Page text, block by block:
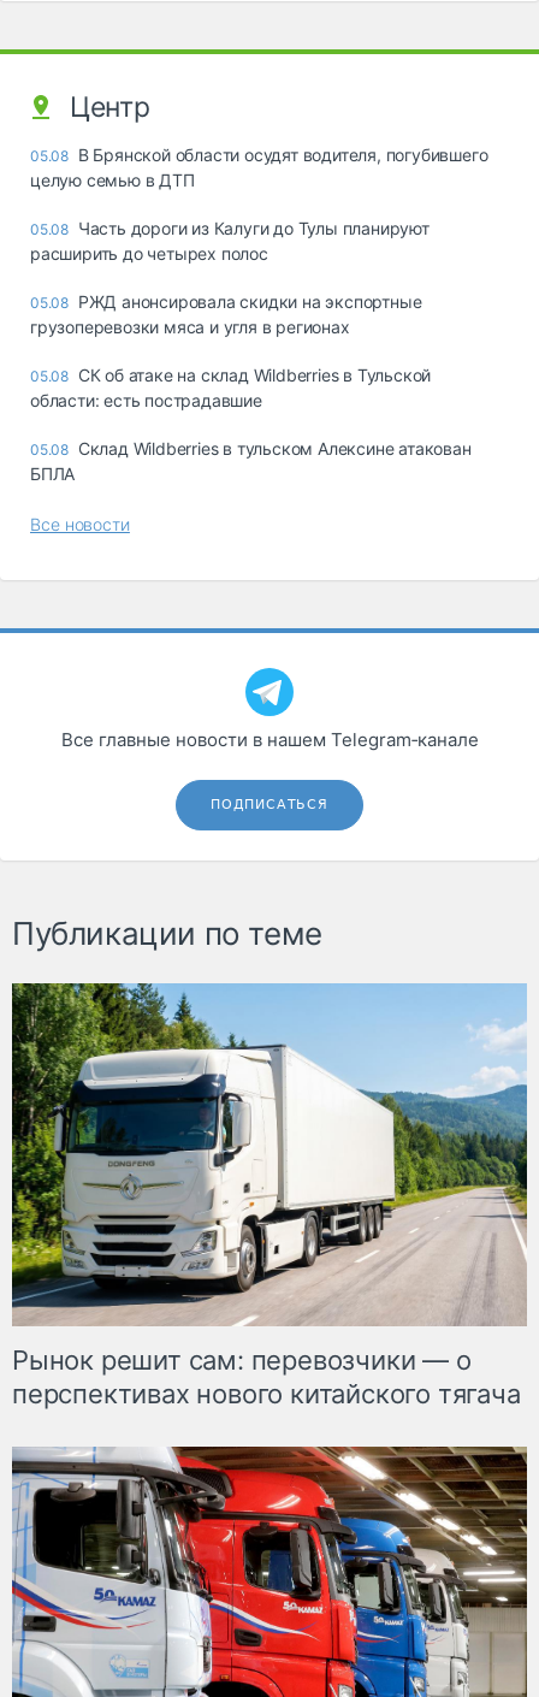
Центр
05.08 В Брянской области осудят водителя, погубившего
целую семью в ДТП
05.08 Часть дороги из Калуги до Тулы планируют
расширить до четырех полос
05.08 РЖД анонсировала скидки на экспортные
грузоперевозки мяса и угля в регионах
05.08 СК об атаке на склад Wildberries в Тульской
области: есть пострадавшие
05.08 Склад Wildberries в тульском Алексине атакован
БПЛА
Все новости
Все главные новости в нашем Telegram‑канале
ПОДПИСАТЬСЯ
Публикации по теме
Рынок решит сам: перевозчики — о
перспективах нового китайского тягача